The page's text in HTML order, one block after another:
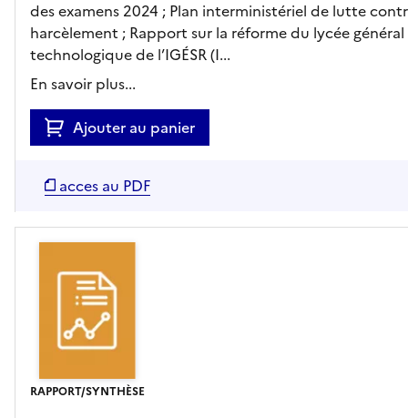
des examens 2024 ; Plan interministériel de lutte
harcèlement ; Rapport sur la réforme du lycée
technologique de l’IGÉSR (I...
En savoir plus...
Ajouter au panier
acces au PDF
RAPPORT/SYNTHÈSE